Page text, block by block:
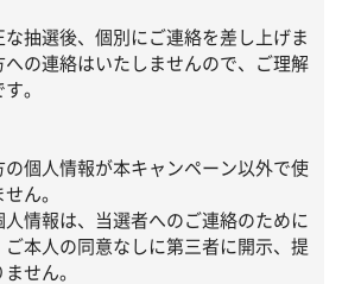
な抽選後、個別にご連絡を差し上げま
の連絡はいたしませんので、ご理解
。
の個人情報が本キャンペーン以外で使
ん。
人情報は、当選者へのご連絡のために
本人の同意なしに第三者に開示、提
せん。